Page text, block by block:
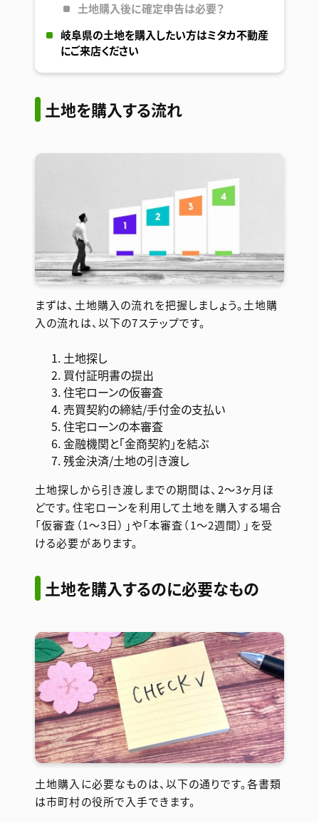
土地購入後に確定申告は必要？
岐阜県の土地を購入したい方はミタカ不動産
にご来店ください
土地を購入する流れ
まずは、土地購入の流れを把握しましょう。土地購
入の流れは、以下の7ステップです。
土地探し
買付証明書の提出
住宅ローンの仮審査
売買契約の締結/手付金の支払い
住宅ローンの本審査
金融機関と「金商契約」を結ぶ
残金決済/土地の引き渡し
土地探しから引き渡しまでの期間は、2〜3ヶ月ほ
どです。住宅ローンを利用して土地を購入する場合
「仮審査（1〜3日）」や「本審査（1〜2週間）」を受
ける必要があります。
土地を購入するのに必要なもの
土地購入に必要なものは、以下の通りです。各書類
は市町村の役所で入手できます。